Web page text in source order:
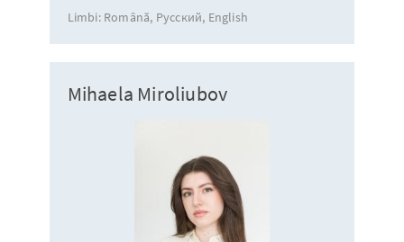
Limbi: Română Русский English
Mihaela Miroliubov